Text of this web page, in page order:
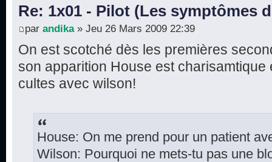
Re: 1x01 - Pilot (Les symptômes
par andika» Jeu 26 Mars 2009 22:39
On est scotché dès les premières
son apparition House est
cultes avec wilson!
House: On me prend pour un patient
Wilson: Pourquoi ne mets-tu pas une